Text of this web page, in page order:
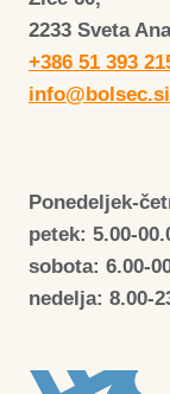
2233 Sveta
+386 51 393
info@bolsec.si
Ponedeljek-
petek: 5.00-
sobota: 6.00-
nedelja: 8.00-